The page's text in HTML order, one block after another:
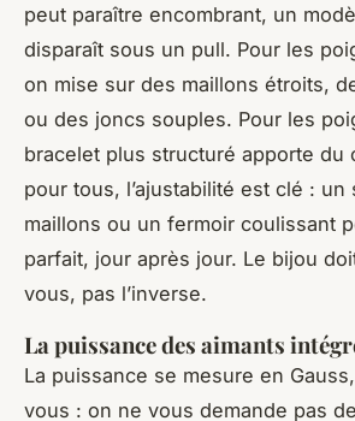
peut paraître encombrant, un
disparaît sous un pull. Pour les
on mise sur des maillons étroits,
ou des joncs souples. Pour les
bracelet plus structuré apporte du
pour tous, l’ajustabilité est clé : un
maillons ou un fermoir coulissant
parfait, jour après jour. Le bijou
vous, pas l’inverse.
La puissance des aimants
La puissance se mesure en
vous : on ne vous demande pas